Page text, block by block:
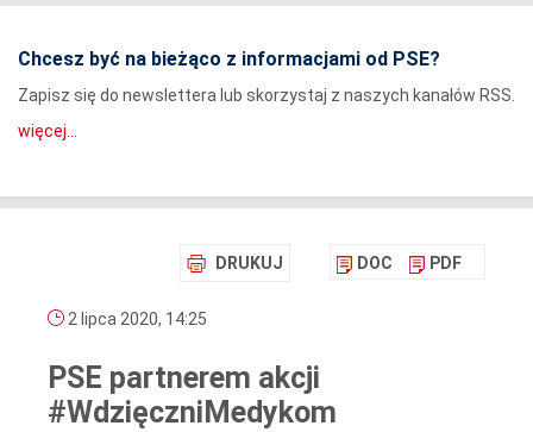
Chcesz być na bieżąco z informacjami od PSE?
Zapisz się do newslettera lub skorzystaj z naszych kanałów RSS.
więcej...
DRUKUJ DOC PDF
2 lipca 2020, 14:25
PSE partnerem akcji
#WdzięczniMedykom